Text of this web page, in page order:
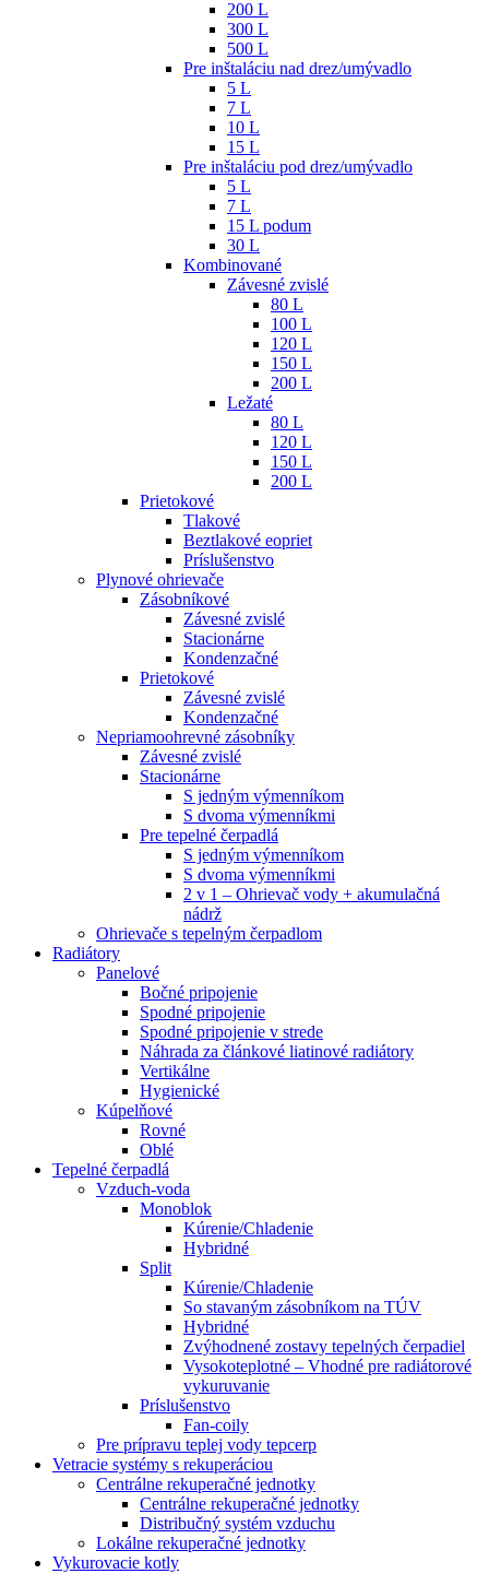
200 L
300 L
500 L
Pre inštaláciu nad drez/umývadlo
5 L
7 L
10 L
15 L
Pre inštaláciu pod drez/umývadlo
5 L
7 L
15 L podum
30 L
Kombinované
Závesné zvislé
80 L
100 L
120 L
150 L
200 L
Ležaté
80 L
120 L
150 L
200 L
Prietokové
Tlakové
Beztlakové eopriet
Príslušenstvo
Plynové ohrievače
Zásobníkové
Závesné zvislé
Stacionárne
Kondenzačné
Prietokové
Závesné zvislé
Kondenzačné
Nepriamoohrevné zásobníky
Závesné zvislé
Stacionárne
S jedným výmenníkom
S dvoma výmenníkmi
Pre tepelné čerpadlá
S jedným výmenníkom
S dvoma výmenníkmi
2 v 1 – Ohrievač vody + akumulačná
nádrž
Ohrievače s tepelným čerpadlom
Radiátory
Panelové
Bočné pripojenie
Spodné pripojenie
Spodné pripojenie v strede
Náhrada za článkové liatinové radiátory
Vertikálne
Hygienické
Kúpelňové
Rovné
Oblé
Tepelné čerpadlá
Vzduch-voda
Monoblok
Kúrenie/Chladenie
Hybridné
Split
Kúrenie/Chladenie
So stavaným zásobníkom na TÚV
Hybridné
Zvýhodnené zostavy tepelných čerpadiel
Vysokoteplotné – Vhodné pre radiátorové
vykuruvanie
Príslušenstvo
Fan-coily
Pre prípravu teplej vody tepcerp
Vetracie systémy s rekuperáciou
Centrálne rekuperačné jednotky
Centrálne rekuperačné jednotky
Distribučný systém vzduchu
Lokálne rekuperačné jednotky
Vykurovacie kotly